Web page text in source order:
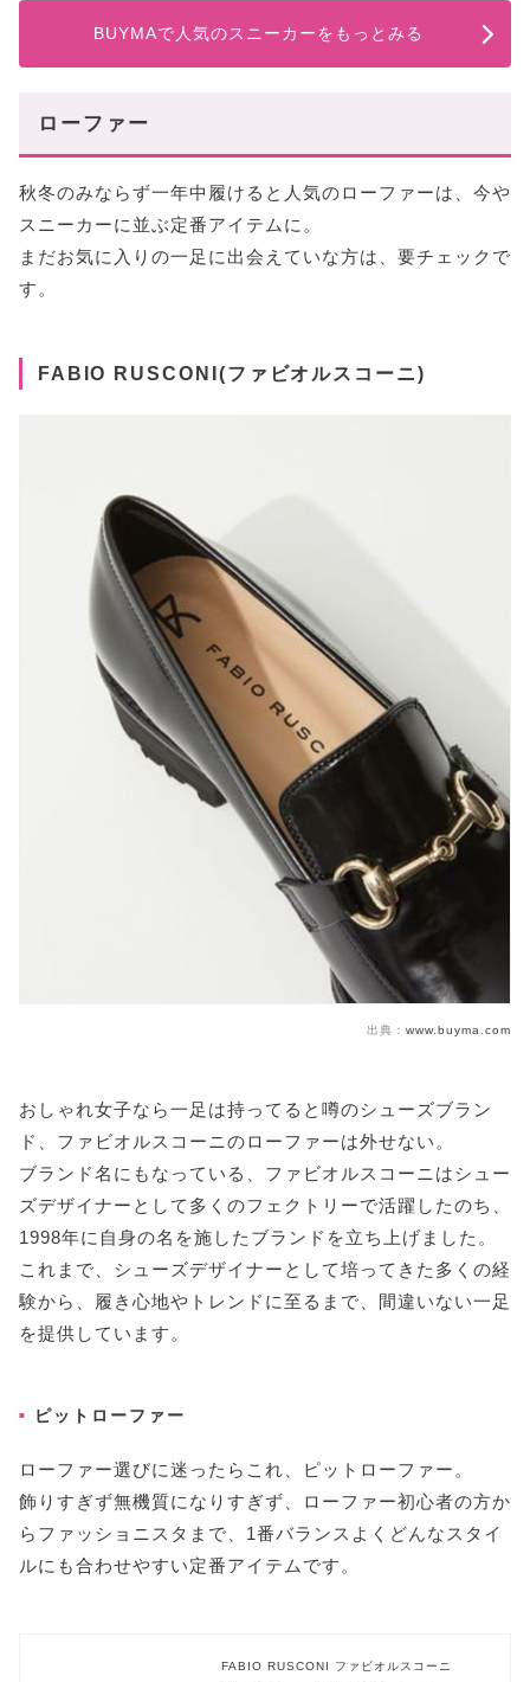
BUYMAで人気のスニーカーをもっとみる
ローファー
秋冬のみならず一年中履けると人気のローファーは、今や
スニーカーに並ぶ定番アイテムに。
まだお気に入りの一足に出会えていな方は、要チェックで
す。
FABIO RUSCONI(ファビオルスコーニ)
出典： www.buyma.com
おしゃれ女子なら一足は持ってると噂のシューズブラン
ド、ファビオルスコーニのローファーは外せない。
ブランド名にもなっている、ファビオルスコーニはシュー
ズデザイナーとして多くのフェクトリーで活躍したのち、
1998年に自身の名を施したブランドを立ち上げました。
これまで、シューズデザイナーとして培ってきた多くの経
験から、履き心地やトレンドに至るまで、間違いない一足
を提供しています。
ピットローファー
ローファー選びに迷ったらこれ、ピットローファー。
飾りすぎず無機質になりすぎず、ローファー初心者の方か
らファッショニスタまで、1番バランスよくどんなスタイ
ルにも合わせやすい定番アイテムです。
FABIO RUSCONI ファビオルスコーニ